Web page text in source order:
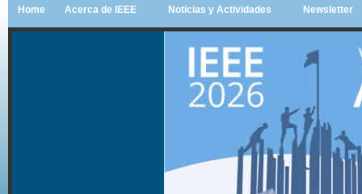
Home Acerca de IEEE Noticias y Actividades Newsletter